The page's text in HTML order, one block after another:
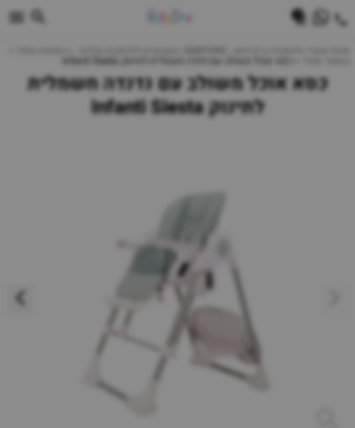
כסא אוכל משולב עם נדנדה חשמלית
לתינוק Infanti Siesta